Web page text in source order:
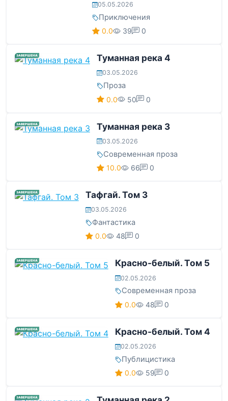
05.05.2026
Приключения
0.0 39 0
ЗАВЕРШЕНА Туманная река 4
03.05.2026
Проза
0.0 50 0
ЗАВЕРШЕНА Туманная река 3
03.05.2026
Современная проза
10.0 66 0
ЗАВЕРШЕНА Тафгай. Том 3
03.05.2026
Фантастика
0.0 48 0
ЗАВЕРШЕНА Красно-белый. Том 5
02.05.2026
Современная проза
0.0 48 0
ЗАВЕРШЕНА Красно-белый. Том 4
02.05.2026
Публицистика
0.0 59 0
ЗАВЕРШЕНА